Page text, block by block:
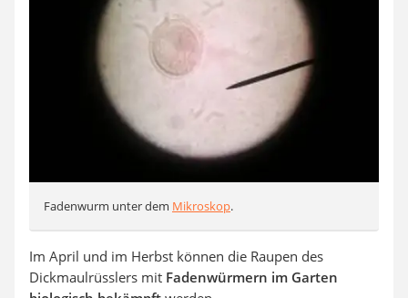
Fadenwurm unter dem Mikroskop.
Im April und im Herbst können die Raupen des
Dickmaulrüsslers mit Fadenwürmern im Garten